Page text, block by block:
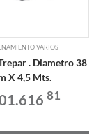
VARIOS
. Diametro 38
X 4,5 Mts.
81